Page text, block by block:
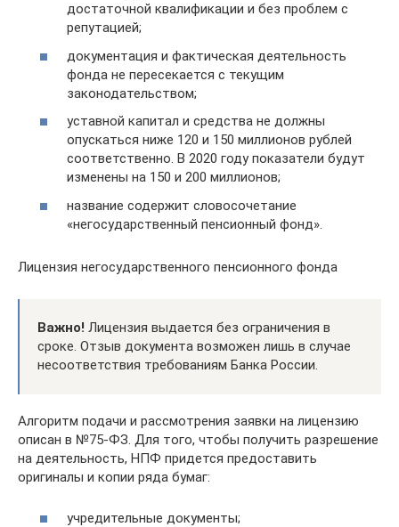
достаточной квалификации и без проблем с
репутацией;
документация и фактическая деятельность
фонда не пересекается с текущим
законодательством;
уставной капитал и средства не должны
опускаться ниже 120 и 150 миллионов рублей
соответственно. В 2020 году показатели будут
изменены на 150 и 200 миллионов;
название содержит словосочетание
«негосударственный пенсионный фонд».
Лицензия негосударственного пенсионного фонда
Важно! Лицензия выдается без ограничения в
сроке. Отзыв документа возможен лишь в случае
несоответствия требованиям Банка России.
Алгоритм подачи и рассмотрения заявки на лицензию
описан в №75-ФЗ. Для того, чтобы получить разрешение
на деятельность, НПФ придется предоставить
оригиналы и копии ряда бумаг:
учредительные документы;